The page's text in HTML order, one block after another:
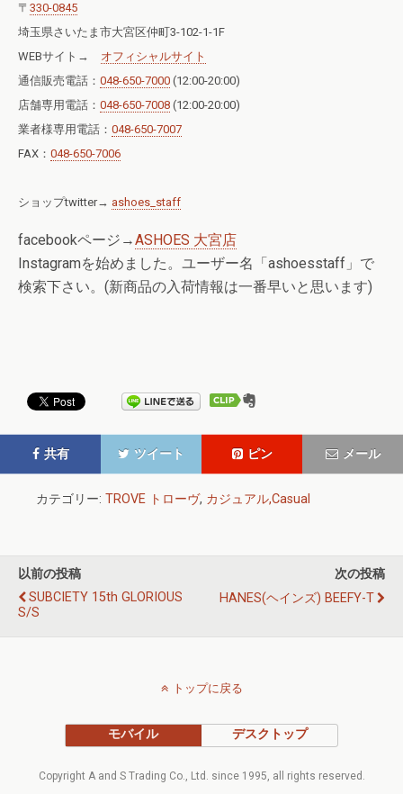
〒 330-0845
埼玉県さいたま市大宮区仲町3-102-1-1F
WEBサイト→ オフィシャルサイト
通信販売電話： 048-650-7000 (12:00-20:00)
店舗専用電話： 048-650-7008 (12:00-20:00)
業者様専用電話： 048-650-7007
FAX： 048-650-7006
ショップtwitter→ ashoes_staff
facebookページ→ASHOES 大宮店
Instagramを始めました。ユーザー名「ashoesstaff」で
検索下さい。(新商品の入荷情報は一番早いと思います)
共有 ツイート ピン メール
カテゴリー: TROVE トローヴ, カジュアル,Casual
以前の投稿
SUBCIETY 15th GLORIOUS
S/S
次の投稿
HANES(ヘインズ) BEEFY-T
トップに戻る
モバイル デスクトップ
Copyright A and S Trading Co., Ltd. since 1995, all rights reserved.